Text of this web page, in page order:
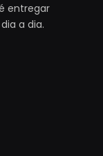
entregar
a dia.